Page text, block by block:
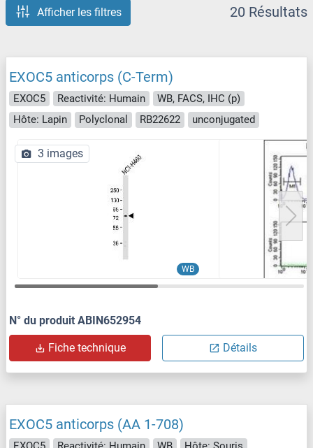
Afficher les filtres 20 Résultats
EXOC5 anticorps (C-Term)
EXOC5 Reactivité: Humain
WB, FACS, IHC (p)
Hôte: Lapin
Polyclonal RB22622 unconjugated
WB
3 images
N° du produit ABIN652954
Fiche technique Détails
EXOC5 anticorps (AA 1-708)